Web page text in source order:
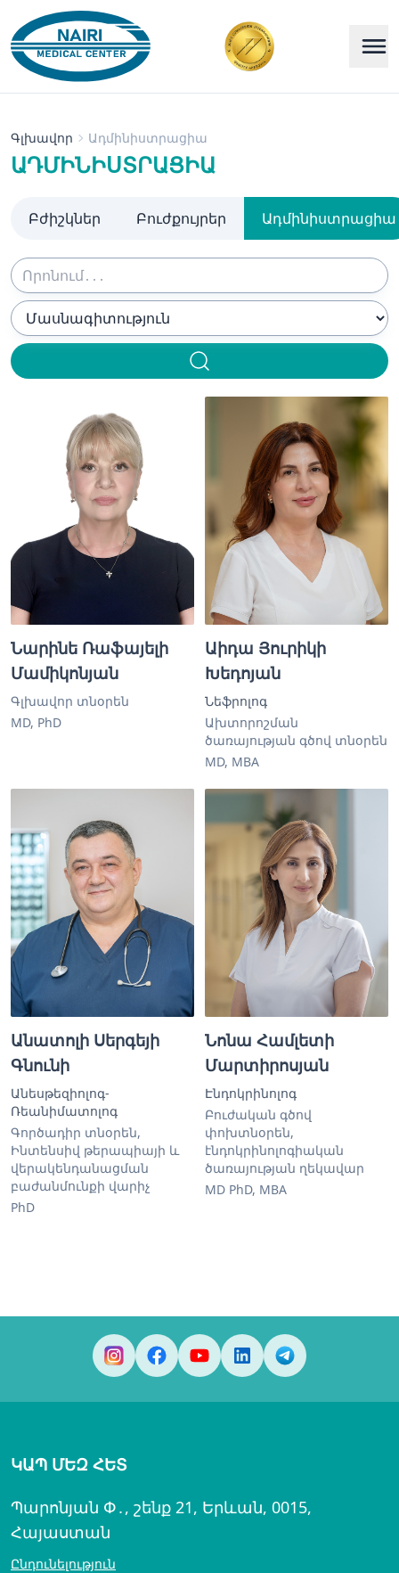
Գլխավոր Ադմինիստրացիա
ԱԴՄԻՆԻՍՏՐԱՑԻԱ
Բժիշկներ Բուժքույրեր Ադմինիստրացիա
Նարինե Ռաֆայելի
Մամիկոնյան
Գլխավոր տնօրեն
MD, PhD
Աիդա Յուրիկի
Խեդոյան
Նեֆրոլոգ
Ախտորոշման
ծառայության գծով տնօրեն
MD, MBA
Անատոլի Սերգեյի
Գնունի
Անեսթեզիոլոգ-
Ռեանիմատոլոգ
Գործադիր տնօրեն,
Ինտենսիվ թերապիայի և
վերակենդանացման
բաժանմունքի վարիչ
PhD
Նոնա Համլետի
Մարտիրոսյան
Էնդոկրինոլոգ
Բուժական գծով
փոխտնօրեն,
էնդոկրինոլոգիական
ծառայության ղեկավար
MD PhD, MBA
ԿԱՊ ՄԵԶ ՀԵՏ
Պարոնյան Փ․, շենք 21, Երևան, 0015,
Հայաստան
Ընդունելություն